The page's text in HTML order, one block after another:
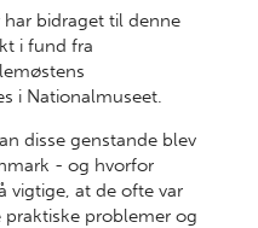
har bidraget til denne
i fund fra
i Nationalmuseet.
disse genstande blev
- og hvorfor
vigtige, at de ofte var
problemer og